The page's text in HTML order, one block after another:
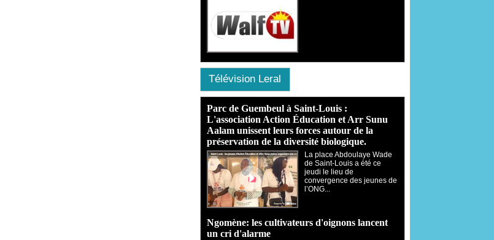
Télévision Leral
Parc de Guembeul à Saint-Louis :
L'association Action Éducation et Arr Sunu
Aalam unissent leurs forces autour de la
préservation de la diversité biologique.
​La place Abdoulaye Wade
de Saint-Louis a été ce
jeudi le lieu de
convergence des jeunes de
l’ONG...
Ngomène: les cultivateurs d'oignons lancent
un cri d'alarme